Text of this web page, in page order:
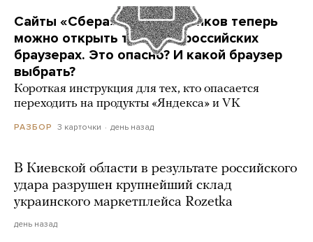
Сайты «Сбера» и других банков теперь
можно открыть только в российских
браузерах. Это опасно? И какой браузер
выбрать?
Короткая инструкция для тех, кто опасается
переходить на продукты «Яндекса» и VK
РАЗБОР 3 карточки день назад
В Киевской области в результате российского
удара разрушен крупнейший склад
украинского маркетплейса Rozetka
день назад